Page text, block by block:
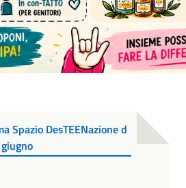
Spazio DesTEENazione d